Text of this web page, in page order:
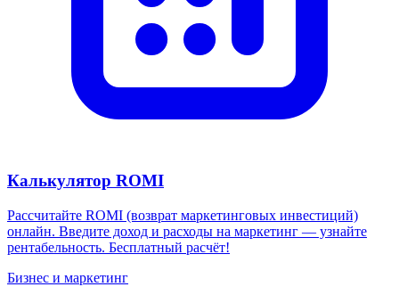
Калькулятор ROMI
Рассчитайте ROMI (возврат маркетинговых инвестиций)
онлайн. Введите доход и расходы на маркетинг — узнайте
рентабельность. Бесплатный расчёт!
Бизнес и маркетинг